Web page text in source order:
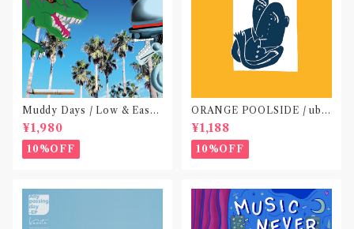
Muddy Days / Low & Easy
Life〝東京〟
¥1,980
10%OFF
ORANGE POOLSIDE / ubu
(CD作品)〝神奈川・厚木〟
¥1,188
10%OFF